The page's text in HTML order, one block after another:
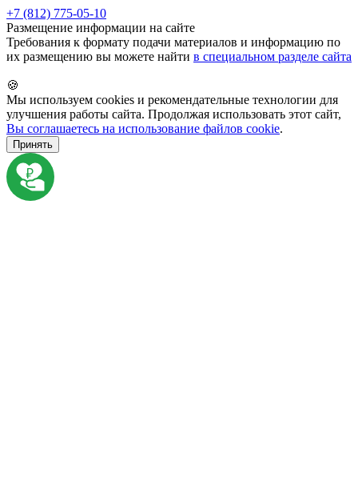
+7 (812) 775-05-10
Размещение информации на сайте
Требования к формату подачи материалов и информацию по
их размещению вы можете найти в специальном разделе сайта
🍪
Мы используем cookies и рекомендательные технологии для
улучшения работы сайта. Продолжая использовать этот сайт,
Вы соглашаетесь на использование файлов cookie.
Принять